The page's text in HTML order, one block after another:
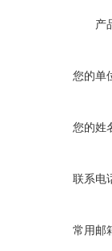
产
您的单
您的姓
联系电
常用邮